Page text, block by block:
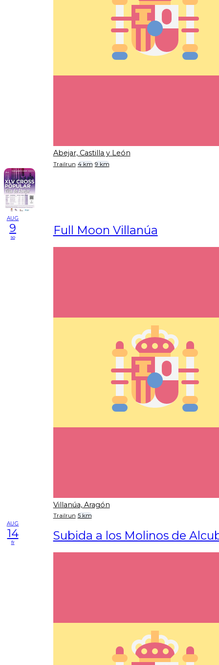
Abejar, Castilla y León
Trailrun 4 km 9 km
AUG
9
so Full Moon Villanúa
Villanúa, Aragón
Trailrun 5 km
AUG
14
fr Subida a los Molinos de